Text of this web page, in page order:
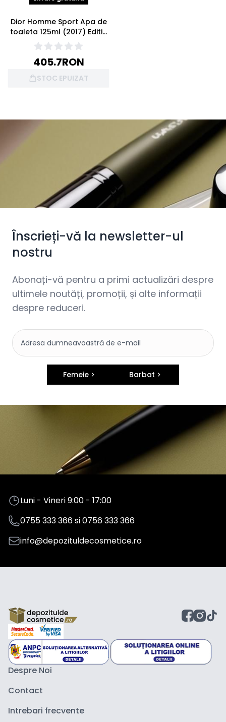
Dior Homme Sport Apa de
toaleta 125ml (2017) Editie
Limitata
405.7RON
STOC EPUIZAT
Înscrieți-vă la newsletter-ul
nostru
Abonați-vă pentru a primi actualizări despre
ultimele noutăți, promoții, și alte informații
despre reduceri.
Femeie Barbat
Luni - Vineri 9:00 - 17:00
0755 333 366si0756 333 366
info@depozituldecosmetice.ro
Despre Noi
Contact
Intrebari frecvente